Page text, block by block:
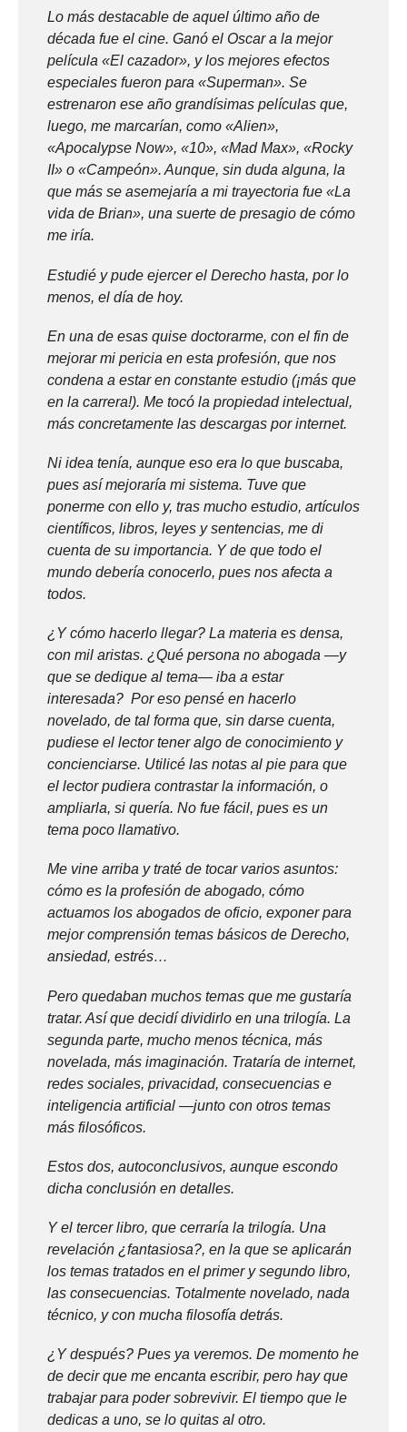
Lo más destacable de aquel último año de
década fue el cine. Ganó el Oscar a la mejor
película «El cazador», y los mejores efectos
especiales fueron para «Superman». Se
estrenaron ese año grandísimas películas que,
luego, me marcarían, como «Alien»,
«Apocalypse Now», «10», «Mad Max», «Rocky
II» o «Campeón». Aunque, sin duda alguna, la
que más se asemejaría a mi trayectoria fue «La
vida de Brian», una suerte de presagio de cómo
me iría.
Estudié y pude ejercer el Derecho hasta, por lo
menos, el día de hoy.
En una de esas quise doctorarme, con el fin de
mejorar mi pericia en esta profesión, que nos
condena a estar en constante estudio (¡más que
en la carrera!). Me tocó la propiedad intelectual,
más concretamente las descargas por internet.
Ni idea tenía, aunque eso era lo que buscaba,
pues así mejoraría mi sistema. Tuve que
ponerme con ello y, tras mucho estudio, artículos
científicos, libros, leyes y sentencias, me di
cuenta de su importancia. Y de que todo el
mundo debería conocerlo, pues nos afecta a
todos.
¿Y cómo hacerlo llegar? La materia es densa,
con mil aristas. ¿Qué persona no abogada —y
que se dedique al tema— iba a estar
interesada? Por eso pensé en hacerlo
novelado, de tal forma que, sin darse cuenta,
pudiese el lector tener algo de conocimiento y
concienciarse. Utilicé las notas al pie para que
el lector pudiera contrastar la información, o
ampliarla, si quería. No fue fácil, pues es un
tema poco llamativo.
Me vine arriba y traté de tocar varios asuntos:
cómo es la profesión de abogado, cómo
actuamos los abogados de oficio, exponer para
mejor comprensión temas básicos de Derecho,
ansiedad, estrés…
Pero quedaban muchos temas que me gustaría
tratar. Así que decidí dividirlo en una trilogía. La
segunda parte, mucho menos técnica, más
novelada, más imaginación. Trataría de internet,
redes sociales, privacidad, consecuencias e
inteligencia artificial —junto con otros temas
más filosóficos.
Estos dos, autoconclusivos, aunque escondo
dicha conclusión en detalles.
Y el tercer libro, que cerraría la trilogía. Una
revelación ¿fantasiosa?, en la que se aplicarán
los temas tratados en el primer y segundo libro,
las consecuencias. Totalmente novelado, nada
técnico, y con mucha filosofía detrás.
¿Y después? Pues ya veremos. De momento he
de decir que me encanta escribir, pero hay que
trabajar para poder sobrevivir. El tiempo que le
dedicas a uno, se lo quitas al otro.